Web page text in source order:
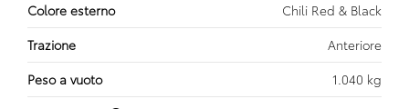
Colore esterno
Chili Red & Black
Trazione
Anteriore
Peso a vuoto
1.040 kg